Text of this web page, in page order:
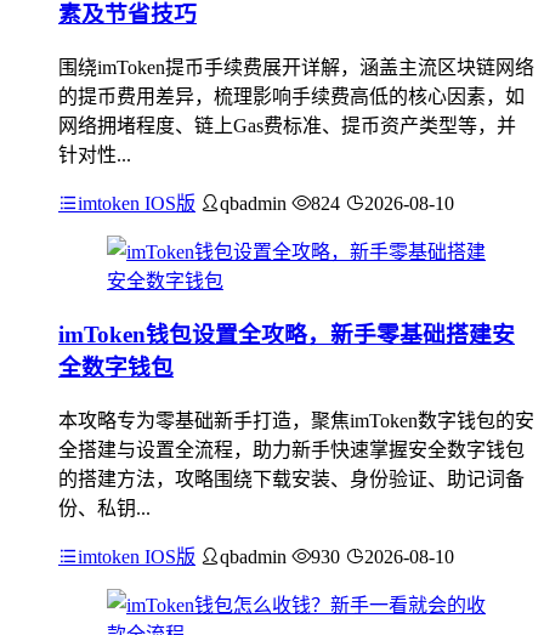
素及节省技巧
围绕imToken提币手续费展开详解，涵盖主流区块链网络
的提币费用差异，梳理影响手续费高低的核心因素，如
网络拥堵程度、链上Gas费标准、提币资产类型等，并
针对性...
imtoken IOS版 qbadmin 824 2026-08-10
imToken钱包设置全攻略，新手零基础搭建安
全数字钱包
本攻略专为零基础新手打造，聚焦imToken数字钱包的安
全搭建与设置全流程，助力新手快速掌握安全数字钱包
的搭建方法，攻略围绕下载安装、身份验证、助记词备
份、私钥...
imtoken IOS版 qbadmin 930 2026-08-10